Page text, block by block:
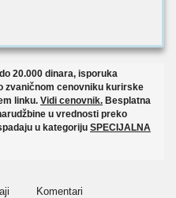
20.000 dinara, isporuka
zvaničnom cenovniku kurirske
linku. Vidi cenovnik. Besplatna
u vrednosti preko
u kategoriju SPECIJALNA
Komentari